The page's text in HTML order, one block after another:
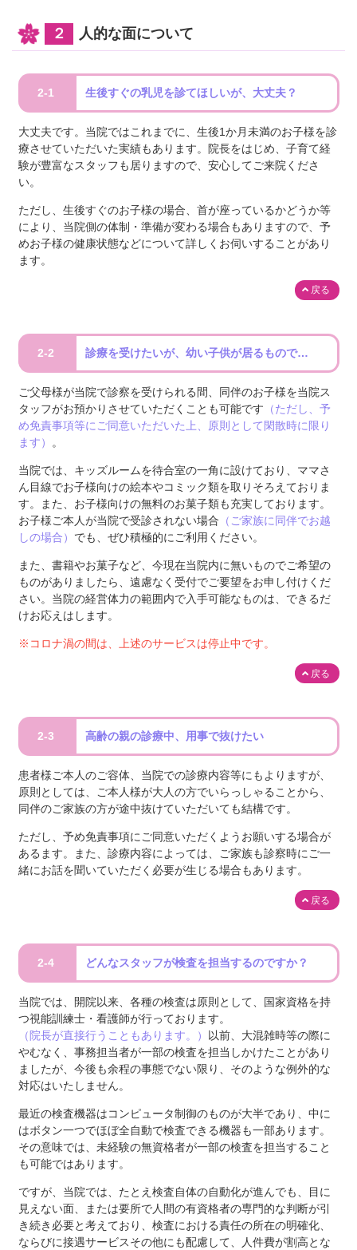
２ 人的な面について
2-1 生後すぐの乳児を診てほしいが、大丈夫？
大丈夫です。当院ではこれまでに、生後1か月未満のお子様を診
療させていただいた実績もあります。院長をはじめ、子育て経
験が豊富なスタッフも居りますので、安心してご来院くださ
い。
ただし、生後すぐのお子様の場合、首が座っているかどうか等
により、当院側の体制・準備が変わる場合もありますので、予
めお子様の健康状態などについて詳しくお伺いすることがあり
ます。
戻る
2-2 診療を受けたいが、幼い子供が居るもので…
ご父母様が当院で診察を受けられる間、同伴のお子様を当院ス
タッフがお預かりさせていただくことも可能です （ただし、予
め免責事項等にご同意いただいた上、原則として閑散時に限り
ます）
。
当院では、キッズルームを待合室の一角に設けており、ママさ
ん目線でお子様向けの絵本やコミック類を取りそろえておりま
す。また、お子様向けの無料のお菓子類も充実しております。
お子様ご本人が当院で受診されない場合 （ご家族に同伴でお越
しの場合） でも、ぜひ積極的にご利用ください。
また、書籍やお菓子など、今現在当院内に無いものでご希望の
ものがありましたら、遠慮なく受付でご要望をお申し付けくだ
さい。当院の経営体力の範囲内で入手可能なものは、できるだ
けお応えはします。
※コロナ渦の間は、上述のサービスは停止中です。
戻る
2-3 高齢の親の診療中、用事で抜けたい
患者様ご本人のご容体、当院での診療内容等にもよりますが、
原則としては、ご本人様が大人の方でいらっしゃることから、
同伴のご家族の方が途中抜けていただいても結構です。
ただし、予め免責事項にご同意いただくようお願いする場合が
あるます。また、診療内容によっては、ご家族も診察時にご一
緒にお話を聞いていただく必要が生じる場合もあります。
戻る
2-4 どんなスタッフが検査を担当するのですか？
当院では、開院以来、各種の検査は原則として、国家資格を持
つ視能訓練士・看護師が行っております。
（院長が直接行うこともあります。）
以前、大混雑時等の際に
やむなく、事務担当者が一部の検査を担当しかけたことがあり
ましたが、今後も余程の事態でない限り、そのような例外的な
対応はいたしません。
最近の検査機器はコンピュータ制御のものが大半であり、中に
はボタン一つでほぼ全自動で検査できる機器も一部あります。
その意味では、未経験の無資格者が一部の検査を担当すること
も可能ではあります。
ですが、当院では、たとえ検査自体の自動化が進んでも、目に
見えない面、または要所で人間の有資格者の専門的な判断が引
き続き必要と考えており、検査における責任の所在の明確化、
ならびに接遇サービスその他にも配慮して、人件費が割高とな